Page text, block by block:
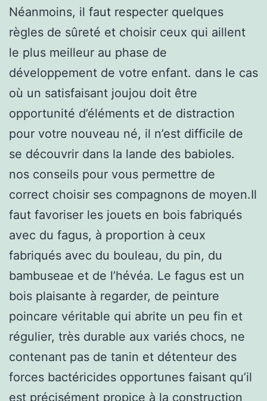
Néanmoins, il faut respecter quelques
règles de sûreté et choisir ceux qui aillent
le plus meilleur au phase de
développement de votre enfant. dans le cas
où un satisfaisant joujou doit être
opportunité d’éléments et de distraction
pour votre nouveau né, il n’est difficile de
se découvrir dans la lande des babioles.
nos conseils pour vous permettre de
correct choisir ses compagnons de moyen.Il
faut favoriser les jouets en bois fabriqués
avec du fagus, à proportion à ceux
fabriqués avec du bouleau, du pin, du
bambuseae et de l’hévéa. Le fagus est un
bois plaisante à regarder, de peinture
poincare véritable qui abrite un peu fin et
régulier, très durable aux variés chocs, ne
contenant pas de tanin et détenteur des
forces bactéricides opportunes faisant qu’il
est précisément propice à la construction